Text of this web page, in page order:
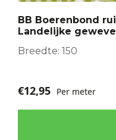
BB Boerenbond
Landelijke
Breedte: 150
€12,95 Per meter
kan
gekozen
worden
productpagina